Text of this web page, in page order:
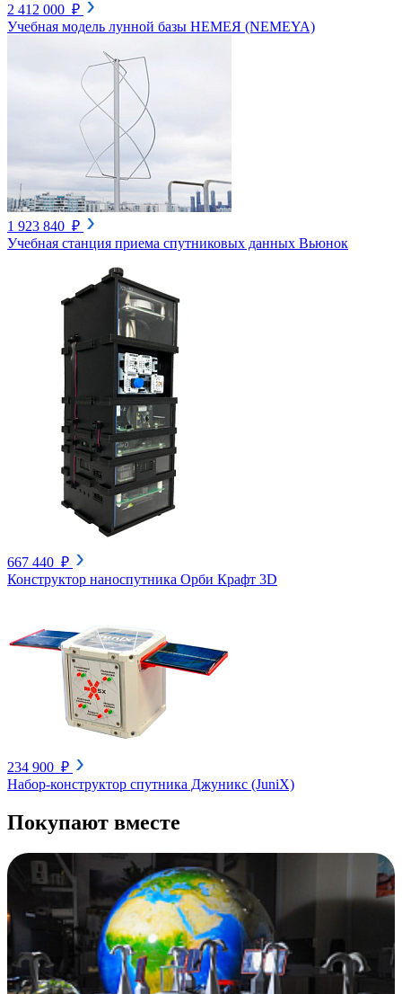
2 412 000 ₽
Учебная модель лунной базы НЕМЕЯ (NEMEYA)
1 923 840 ₽
Учебная станция приема спутниковых данных Вьюнок
667 440 ₽
Конструктор наноспутника Орби Крафт 3D
234 900 ₽
Набор-конструктор спутника Джуникс (JuniX)
Покупают вместе